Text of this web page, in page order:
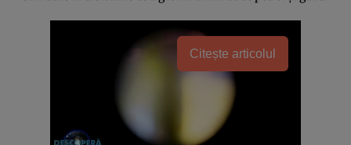
Citește articolul